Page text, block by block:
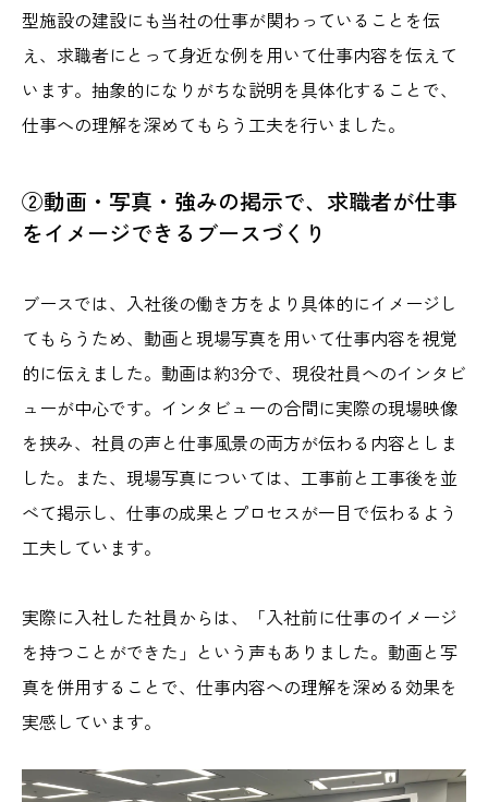
型施設の建設にも当社の仕事が関わっていることを伝
え、求職者にとって身近な例を用いて仕事内容を伝えて
います。抽象的になりがちな説明を具体化することで、
仕事への理解を深めてもらう工夫を行いました。
②動画・写真・強みの掲示で、求職者が仕事
をイメージできるブースづくり
ブースでは、入社後の働き方をより具体的にイメージし
てもらうため、動画と現場写真を用いて仕事内容を視覚
的に伝えました。動画は約3分で、現役社員へのインタビ
ューが中心です。インタビューの合間に実際の現場映像
を挟み、社員の声と仕事風景の両方が伝わる内容としま
した。また、現場写真については、工事前と工事後を並
べて掲示し、仕事の成果とプロセスが一目で伝わるよう
工夫しています。
実際に入社した社員からは、「入社前に仕事のイメージ
を持つことができた」という声もありました。動画と写
真を併用することで、仕事内容への理解を深める効果を
実感しています。